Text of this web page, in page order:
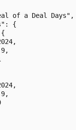
of a Deal Days",
{